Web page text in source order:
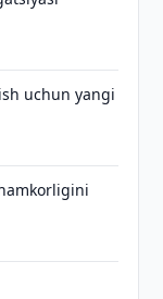
uchun yangi